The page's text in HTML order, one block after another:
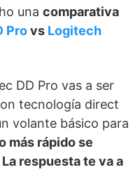
una comparativa
Provs Logitech
DD Pro vas a ser
tecnología direct
volante básico para
más rápido se
respuesta te va a